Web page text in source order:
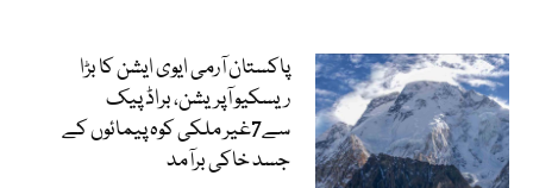
پاکستان آرمی ایوی ایشن کا بڑا
ریسکیو آپریشن، براڈ پیک
سے7غیر ملکی کوہ پیمائوں کے
جسد خاکی برآمد